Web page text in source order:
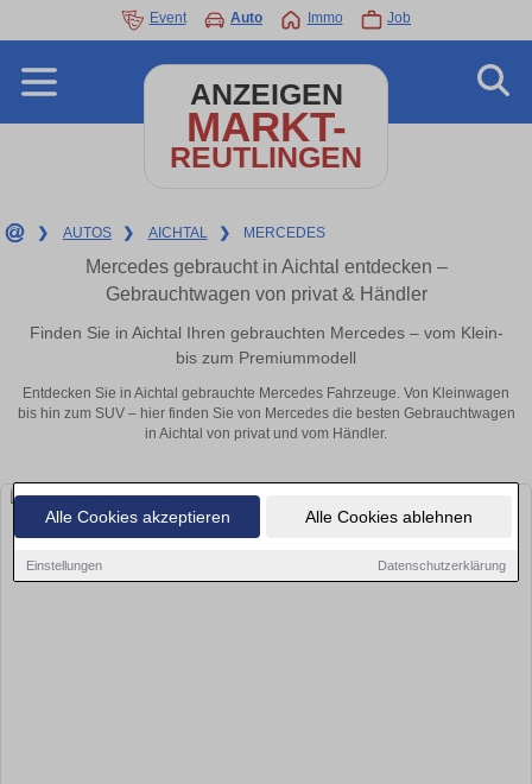
Alle Cookies akzeptieren Alle Cookies ablehnen
Einstellungen Datenschutzerklärung
Event Auto Immo Job
ANZEIGEN
MARKT-
REUTLINGEN
❯ AUTOS ❯ AICHTAL ❯ MERCEDES
Mercedes gebraucht in Aichtal entdecken –
Gebrauchtwagen von privat & Händler
Finden Sie in Aichtal Ihren gebrauchten Mercedes – vom Klein-
bis zum Premiummodell
Entdecken Sie in Aichtal gebrauchte Mercedes Fahrzeuge. Von Kleinwagen
bis hin zum SUV – hier finden Sie von Mercedes die besten Gebrauchtwagen
in Aichtal von privat und vom Händler.